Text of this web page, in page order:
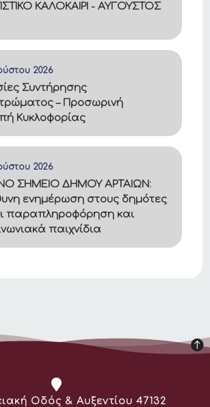
ΚΑΛΟΚΑΙΡΙ - ΑΥΓΟΥΣΤΟΣ
2026
Συντήρησης
– Προσωρινή
Κυκλοφορίας
2026
ΣΗΜΕΙΟ ΔΗΜΟΥ ΑΡΤΑΙΩΝ:
ενημέρωση στους δημότες
παραπληροφόρηση και
παιχνίδια
Οδός & Αυξεντίου 47132